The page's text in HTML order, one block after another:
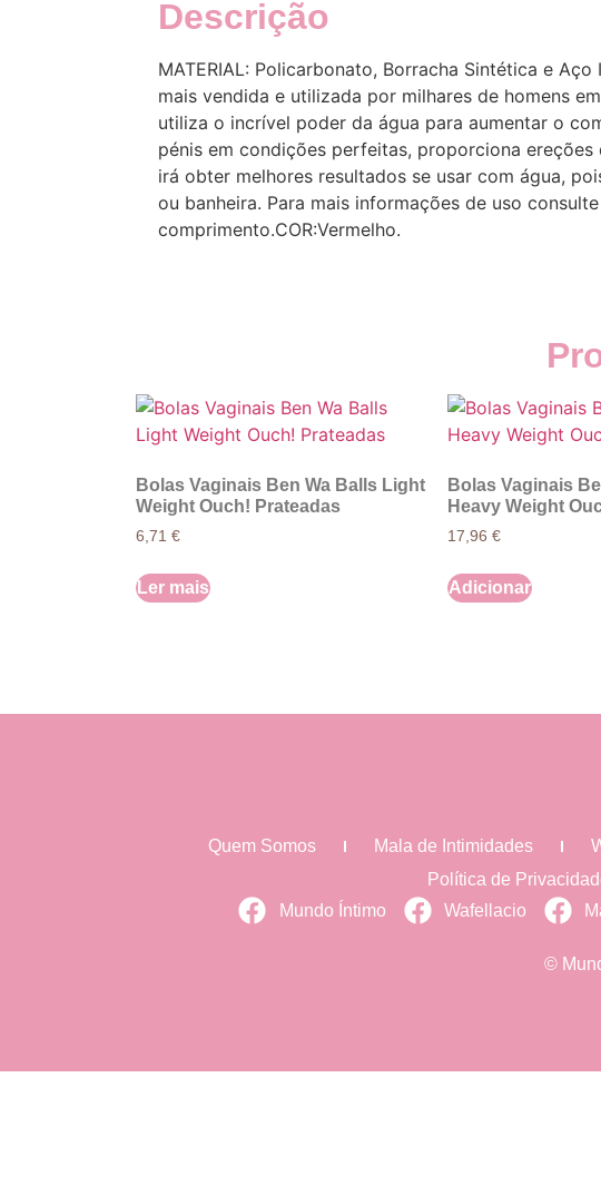
Descrição
MATERIAL: Policarbonato, Borracha Sintética e
mais vendida e utilizada por milhares de homens
utiliza o incrível poder da água para aumentar o
pénis em condições perfeitas, proporciona
irá obter melhores resultados se usar com água,
ou banheira. Para mais informações de uso
comprimento.COR:Vermelho.
Bolas Vaginais Ben Wa Balls Light
Weight Ouch! Prateadas
6,71 €
Ler mais
Bolas Vaginais
Heavy Weight
17,96 €
Adicionar
Quem Somos Mala de Intimidades
Política de
Mundo Íntimo
Wafellacio
©